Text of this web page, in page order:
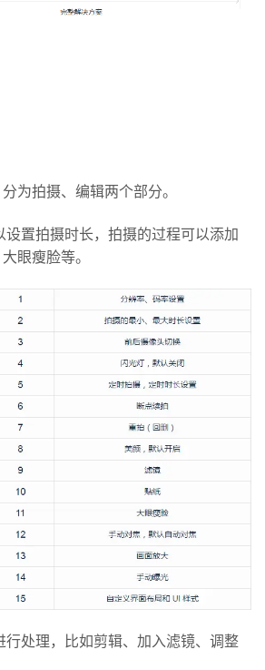
为拍摄、编辑两个部分。
设置拍摄时长，拍摄的过程可以添加
眼瘦脸等。
行处理，比如剪辑、加入滤镜、调整